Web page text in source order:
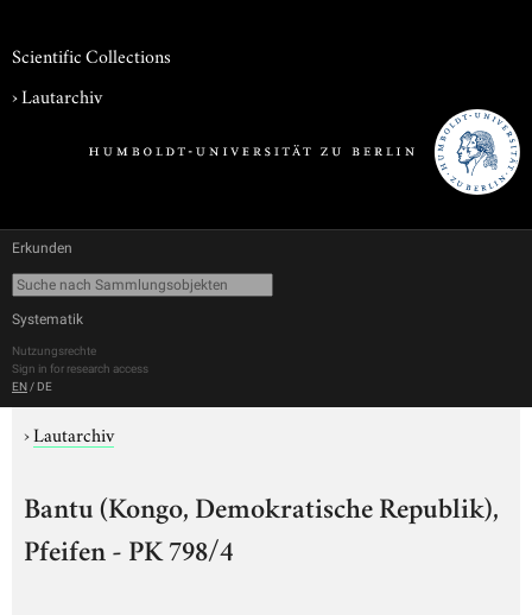
Scientific Collections
›Lautarchiv
Erkunden
Systematik
Nutzungsrechte
Sign in for research access
EN / DE
›Lautarchiv
Bantu (Kongo, Demokratische Republik),
Pfeifen - PK 798/4